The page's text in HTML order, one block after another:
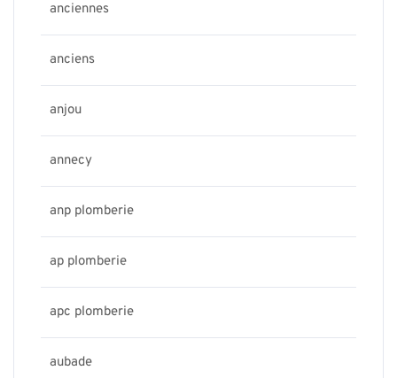
anciennes
anciens
anjou
annecy
anp plomberie
ap plomberie
apc plomberie
aubade